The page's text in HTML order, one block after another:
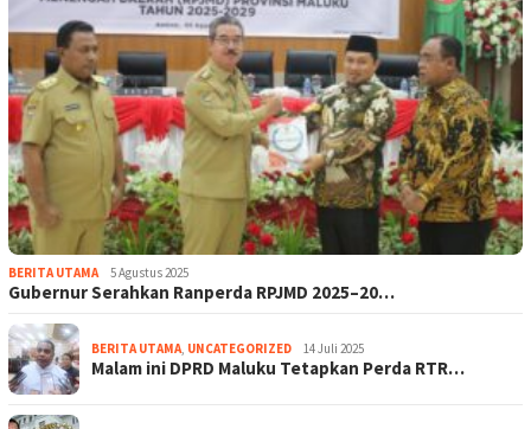
BERITA UTAMA 5 Agustus 2025
Gubernur Serahkan Ranperda RPJMD 2025–20…
BERITA UTAMA UNCATEGORIZED 14 Juli 2025
Malam ini DPRD Maluku Tetapkan Perda RTR…